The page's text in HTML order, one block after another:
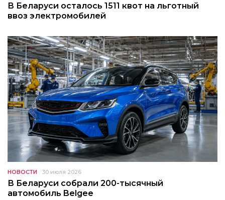
В Беларуси осталось 1511 квот на льготный
ввоз электромобилей
НОВОСТИ 30 июля 2026
В Беларуси собрали 200-тысячный
автомобиль Belgee